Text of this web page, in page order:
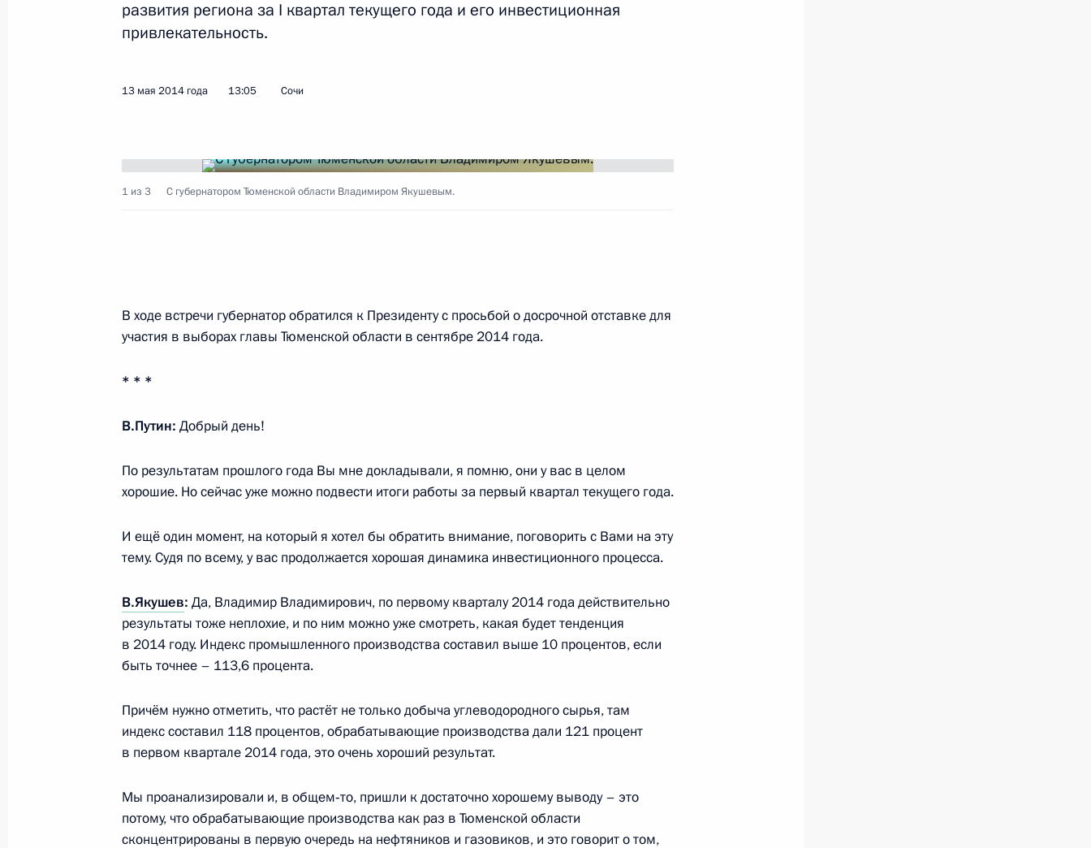
Встреча с Цзян Цзэминем
20 мая 2014 года, 13:00
2
Открытие военно-морских учений «Морское взаимодействие –
20 мая 2014 года, 12:30
Заявления для прессы по итогам российско-китайских
переговоров
20 мая 2014 года, 10:30 Шанхай
Начало российско-китайских переговоров в расширенном
20 мая 2014 года, 09:30 Шанхай
19 мая 2014 года, понедельник
Интервью ведущим СМИ Китая
развития региона за I квартал текущего года и его инвестиционная
привлекательность.
13 мая 2014 года 13:05 Сочи
1 из 3 С губернатором Тюменской области Владимиром Якушевым.
В ходе встречи губернатор обратился к Президенту с просьбой о досрочной отставке для
участия в выборах главы Тюменской области в сентябре 2014 года.
* * *
В.Путин: Добрый день!
По результатам прошлого года Вы мне докладывали, я помню, они у вас в целом
хорошие. Но сейчас уже можно подвести итоги работы за первый квартал текущего года.
И ещё один момент, на который я хотел бы обратить внимание, поговорить с Вами на эту
тему. Судя по всему, у вас продолжается хорошая динамика инвестиционного процесса.
В.Якушев: Да, Владимир Владимирович, по первому кварталу 2014 года действительно
результаты тоже неплохие, и по ним можно уже смотреть, какая будет тенденция
в 2014 году. Индекс промышленного производства составил выше 10 процентов, если
быть точнее – 113,6 процента.
Причём нужно отметить, что растёт не только добыча углеводородного сырья, там
индекс составил 118 процентов, обрабатывающие производства дали 121 процент
в первом квартале 2014 года, это очень хороший результат.
Мы проанализировали и, в общем‑то, пришли к достаточно хорошему выводу – это
потому, что обрабатывающие производства как раз в Тюменской области
сконцентрированы в первую очередь на нефтяников и газовиков, и это говорит о том,